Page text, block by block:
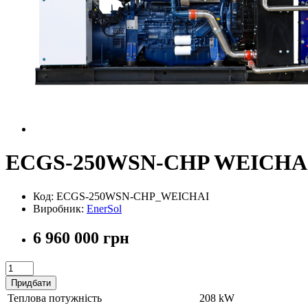
ECGS-250WSN-CHP
Код: ECGS-250WSN-CHP_WEICHAI
Виробник: EnerSol
6 960 000 грн
Придбати
Теплова потужність
208 kW